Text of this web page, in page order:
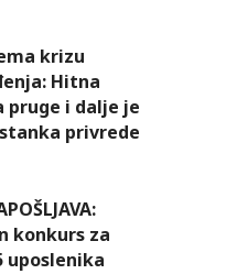
krizu
Hitna
pruge i dalje je
privrede
konkurs za
uposlenika